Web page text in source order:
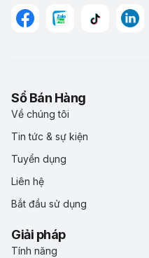
Sổ Bán Hàng
Về chúng tôi
Tin tức & sự kiện
Tuyển dụng
Liên hệ
Bắt đầu sử dụng
Giải pháp
Tính năng